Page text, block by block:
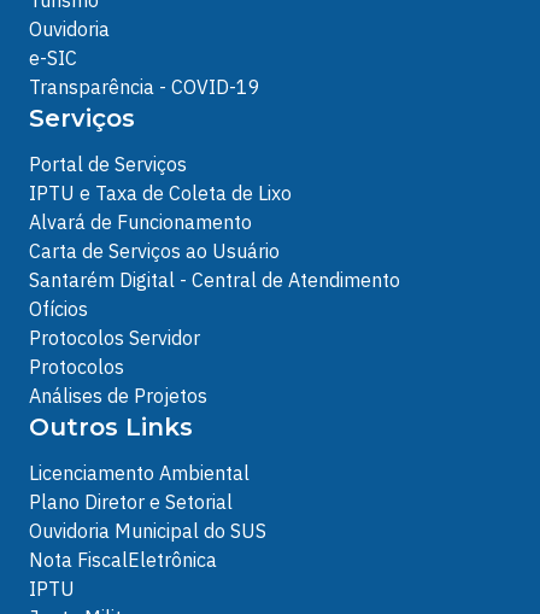
Ouvidoria
e-SIC
Transparência - COVID-19
Serviços
Portal de Serviços
IPTU e Taxa de Coleta de Lixo
Alvará de Funcionamento
Carta de Serviços ao Usuário
Santarém Digital - Central de Atendimento
Ofícios
Protocolos Servidor
Protocolos
Análises de Projetos
Outros Links
Licenciamento Ambiental
Plano Diretor e Setorial
Ouvidoria Municipal do SUS
Nota FiscalEletrônica
IPTU